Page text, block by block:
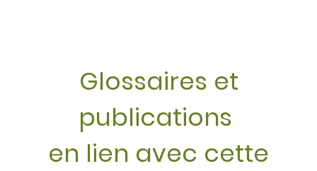
Glossaires et
publications
en lien avec cette